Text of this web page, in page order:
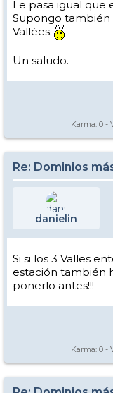
Le pasa igual que
Supongo también
Vallées.
Un saludo.
Karma: 0 -
Re: Dominios
danielin
Si si los 3 Valles
estación también
ponerlo antes!!!
Karma: 0 -